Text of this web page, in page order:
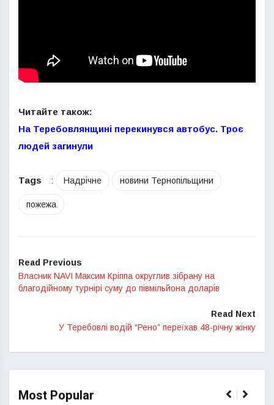
Читайте також:
На Теребовлянщині перекинувся автобус. Троє
людей загинули
Tags : Надрічне новини Тернопільщини
пожежа
Read Previous
Власник NAVI Максим Кріппа округлив зібрану на
благодійному турнірі суму до півмільйона доларів
Read Next
У Теребовлі водій “Рено” переїхав 48-річну жінку
Most Popular